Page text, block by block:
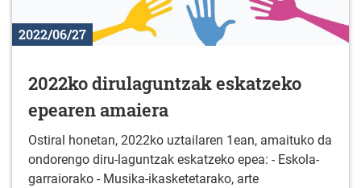
2022/06/27
2022ko dirulaguntzak eskatzeko
epearen amaiera
Ostiral honetan, 2022ko uztailaren 1ean, amaituko da
ondorengo diru-laguntzak eskatzeko epea: - Eskola-
garraiorako - Musika-ikasketetarako, arte